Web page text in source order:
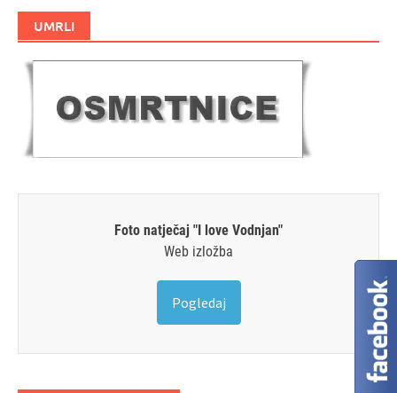
UMRLI
Foto natječaj "I love Vodnjan"
Web izložba
Pogledaj